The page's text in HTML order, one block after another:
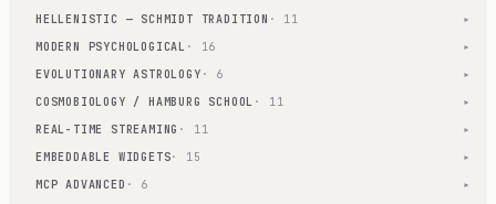
HELLENISTIC — SCHMIDT TRADITION · 11 ▾
MODERN PSYCHOLOGICAL · 16 ▾
EVOLUTIONARY ASTROLOGY · 6 ▾
COSMOBIOLOGY / HAMBURG SCHOOL · 11 ▾
REAL-TIME STREAMING · 11 ▾
EMBEDDABLE WIDGETS· 15 ▾
MCP ADVANCED · 6 ▾